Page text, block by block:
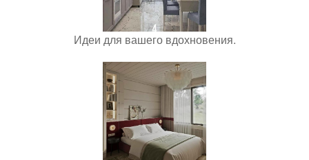
Идеи для вашего вдохновения.